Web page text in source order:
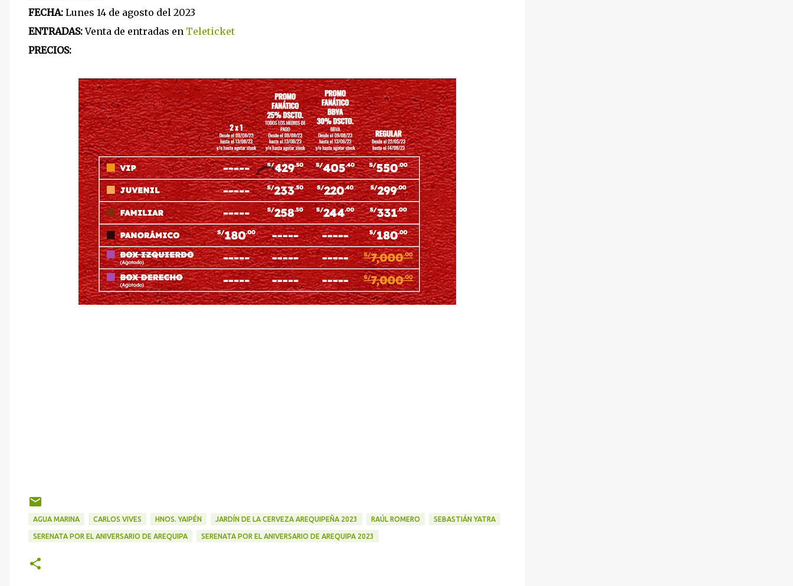
FECHA: Lunes 14 de agosto del 2023
ENTRADAS:Venta de entradas en Teleticket
PRECIOS:
AGUA MARINA CARLOS VIVES HNOS. YAIPÉN JARDÍN DE LA CERVEZA AREQUIPEÑA 2023 RAÚL ROMERO SEBASTIÁN YATRA
SERENATA POR EL ANIVERSARIO DE AREQUIPA SERENATA POR EL ANIVERSARIO DE AREQUIPA 2023